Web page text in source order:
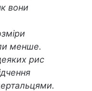
вони
менше.
рис